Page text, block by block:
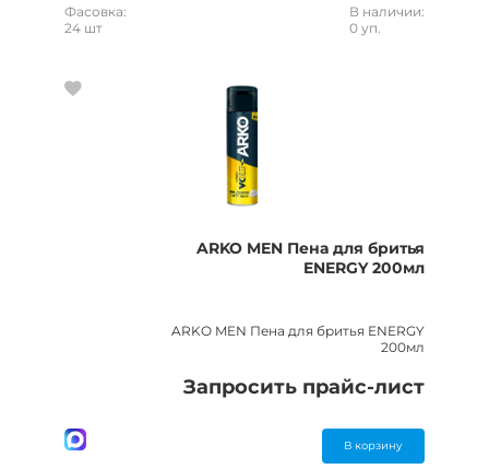
Фасовка:
24 шт
В наличии:
0 уп.
ARKO MEN Пена для бритья
ENERGY 200мл
ARKO MEN Пена для бритья ENERGY
200мл
Запросить прайс-лист
В корзину